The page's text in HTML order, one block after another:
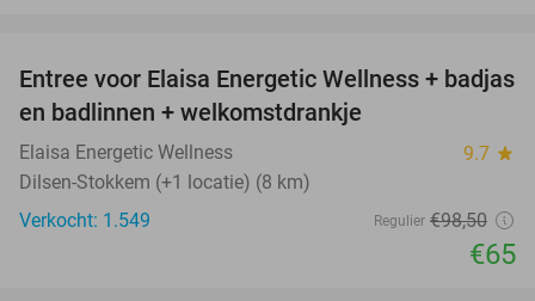
34%
Entree voor Elaisa Energetic Wellness + badjas
en badlinnen + welkomstdrankje
Elaisa Energetic Wellness 9.7 star
Dilsen-Stokkem (+1 locatie) (8 km)
Verkocht: 1.549
Regulier €98,50
€65